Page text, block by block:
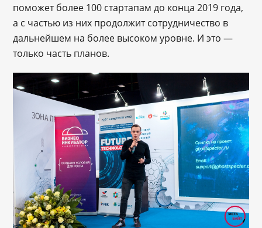
поможет более 100 стартапам до конца 2019 года,
а с частью из них продолжит сотрудничество в
дальнейшем на более высоком уровне. И это —
только часть планов.